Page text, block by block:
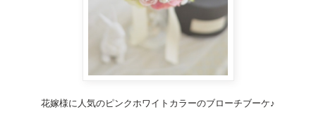
花嫁様に人気のピンクホワイトカラーのブローチブーケ♪